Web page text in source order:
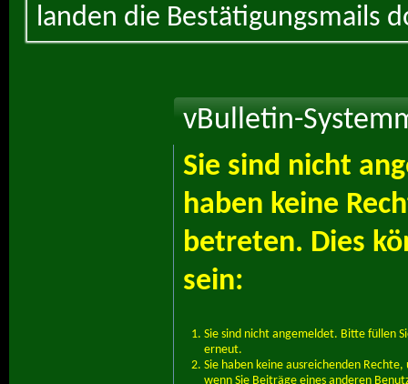
landen die Bestätigungsmails
vBulletin-
Sie sind nicht
haben keine
betreten. Dies
sein:
Sie sind nicht angemeldet. Bitte füllen
erneut.
Sie haben keine ausreichenden
wenn Sie Beiträge eines anderen